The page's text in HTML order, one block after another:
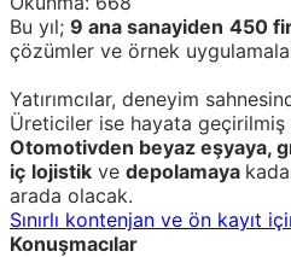
Bu yıl; 9 ana sanayiden 450
çözümler ve örnek
Yatırımcılar, deneyim
Üreticiler ise hayata geçirilmiş
Otomotivden beyaz eşyaya,
iç lojistik ve depolamaya
arada olacak.
Sınırlı kontenjan ve ön kayıt
Konuşmacılar